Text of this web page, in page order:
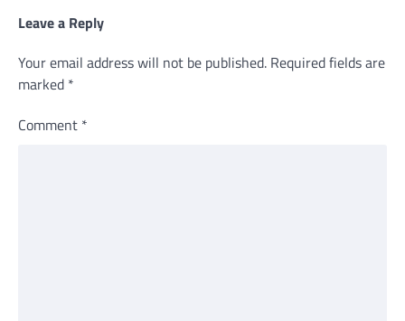
Leave a Reply
Your email address will not be published. Required fields are
marked *
Comment *